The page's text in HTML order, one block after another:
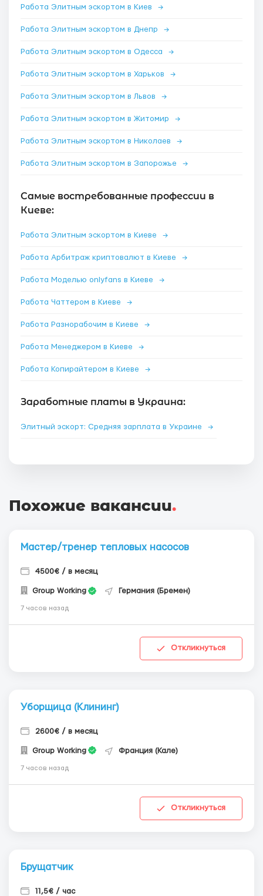
Работа Элитным эскортом в Киев →
Работа Элитным эскортом в Днепр →
Работа Элитным эскортом в Одесса →
Работа Элитным эскортом в Харьков →
Работа Элитным эскортом в Львов →
Работа Элитным эскортом в Житомир →
Работа Элитным эскортом в Николаев →
Работа Элитным эскортом в Запорожье →
Самые востребованные профессии в
Киеве:
Работа Элитным эскортом в Киеве →
Работа Арбитраж криптовалют в Киеве →
Работа Моделью onlyfans в Киеве →
Работа Чаттером в Киеве →
Работа Разнорабочим в Киеве →
Работа Менеджером в Киеве →
Работа Копирайтером в Киеве →
Заработные платы в Украина:
Элитный эскорт: Средняя зарплата в Украине →
Похожие вакансии.
Мастер/тренер тепловых насосов
4500€ / в месяц
Group Working Германия (Бремен)
7 часов назад
Откликнуться
Уборщица (Клининг)
2600€ / в месяц
Group Working Франция (Кале)
7 часов назад
Откликнуться
Брущатчик
11,5€ / час